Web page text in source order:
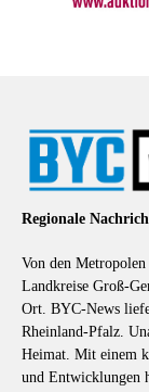
Regionale
Von den
Landkreise Groß-
Ort. BYC-News
Rheinland-Pfalz.
Heimat. Mit einem
und Entwicklungen